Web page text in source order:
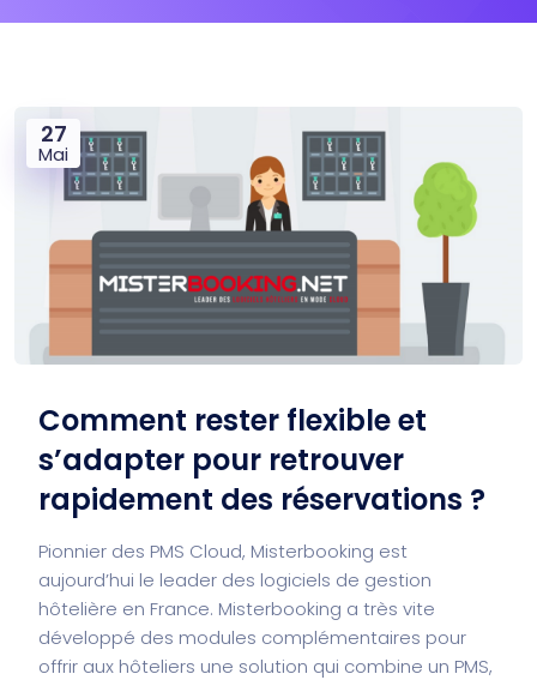
27
Mai
Comment rester flexible et
s’adapter pour retrouver
rapidement des réservations ?
Pionnier des PMS Cloud, Misterbooking est
aujourd’hui le leader des logiciels de gestion
hôtelière en France. Misterbooking a très vite
développé des modules complémentaires pour
offrir aux hôteliers une solution qui combine un PMS,